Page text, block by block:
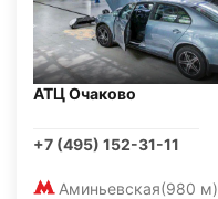
АТЦ Очаково
+7 (495) 152-31-11
Аминьевская(980 м)